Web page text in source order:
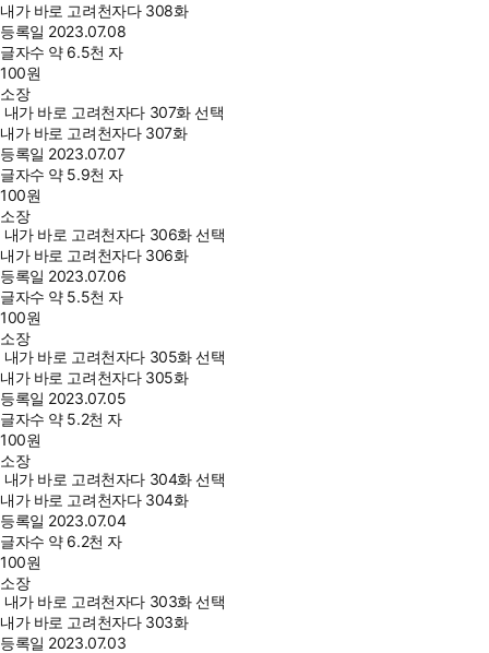
내가 바로 고려천자다 308화
등록일 2023.07.08
글자수 약 6.5천 자
100원
소장
내가 바로 고려천자다 307화 선택
내가 바로 고려천자다 307화
등록일 2023.07.07
글자수 약 5.9천 자
100원
소장
내가 바로 고려천자다 306화 선택
내가 바로 고려천자다 306화
등록일 2023.07.06
글자수 약 5.5천 자
100원
소장
내가 바로 고려천자다 305화 선택
내가 바로 고려천자다 305화
등록일 2023.07.05
글자수 약 5.2천 자
100원
소장
내가 바로 고려천자다 304화 선택
내가 바로 고려천자다 304화
등록일 2023.07.04
글자수 약 6.2천 자
100원
소장
내가 바로 고려천자다 303화 선택
내가 바로 고려천자다 303화
등록일 2023.07.03